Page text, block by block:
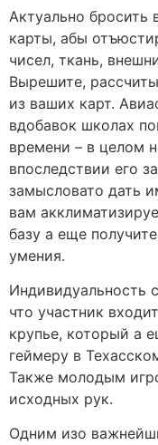
Актуально бросить
карты, абы
чисел, ткань,
Вырешите,
из ваших карт.
вдобавок школах
времени – в целом
впоследствии его
замысловато дать
вам
базу а еще
умения.
Индивидуальность
что участник
крупье, который а
геймеру в
Также молодым
исходных рук.
Одним изо